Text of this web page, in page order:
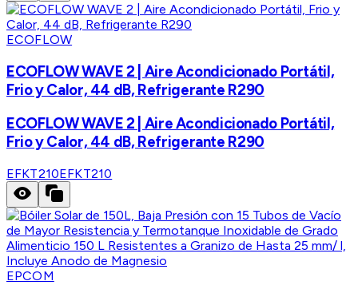
ECOFLOW
ECOFLOW WAVE 2 | Aire Acondicionado Portátil,
Frio y Calor, 44 dB, Refrigerante R290
ECOFLOW WAVE 2 | Aire Acondicionado Portátil,
Frio y Calor, 44 dB, Refrigerante R290
EFKT210EFKT210
EPCOM